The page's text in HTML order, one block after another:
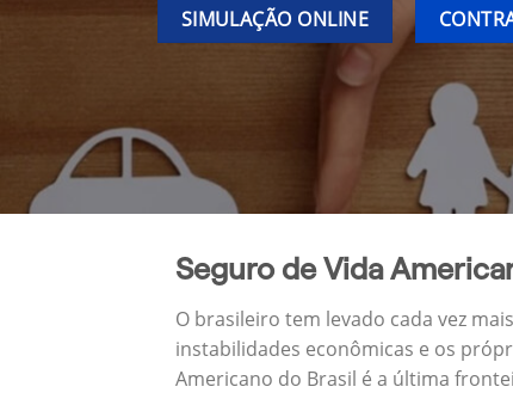
SIMULAÇÃO ONLINE
Seguro de Vida
O brasileiro tem levado cada vez
instabilidades econômicas e os
Americano do Brasil é a última